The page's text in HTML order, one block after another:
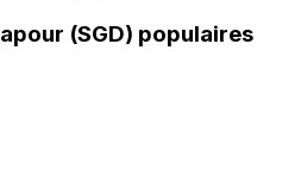
(SGD) populaires